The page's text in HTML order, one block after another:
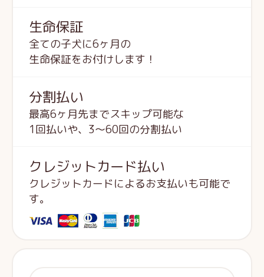
生命保証
全ての子犬に6ヶ月の
生命保証をお付けします！
分割払い
最高6ヶ月先までスキップ可能な
1回払いや、3～60回の分割払い
クレジットカード払い
クレジットカードによるお支払いも可能で
す。